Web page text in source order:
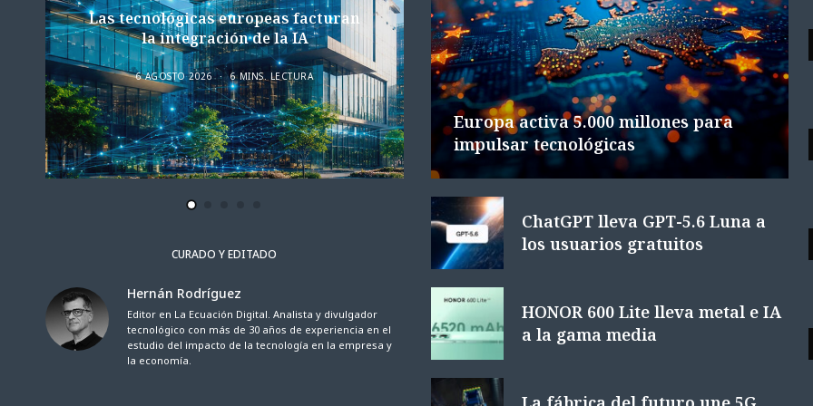
Las tecnológicas europeas facturan
la integración de la IA
6 AGOSTO 2026 6 MINS. LECTURA
Google DeepMind cambia de mando
en plena carrera de IA
6 AGOSTO 2026 4 MINS. LECTURA
CURADO Y EDITADO
Hernán Rodríguez
Editor en La Ecuación Digital. Analista y divulgador
tecnológico con más de 30 años de experiencia en el
estudio del impacto de la tecnología en la empresa y
la economía.
Europa activa 5.000 millones para
impulsar tecnológicas
ChatGPT lleva GPT-5.6 Luna a
los usuarios gratuitos
HONOR 600 Lite lleva metal e IA
a la gama media